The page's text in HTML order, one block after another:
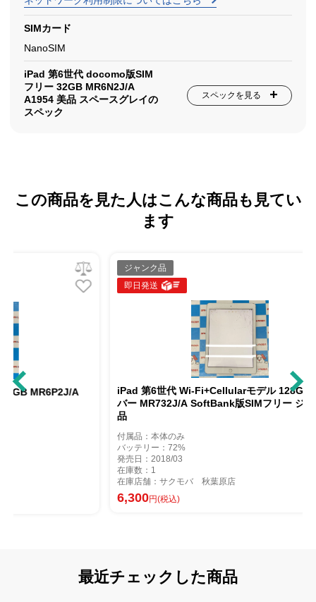
SIMカード
NanoSIM
iPad 第6世代 docomo版SIM
フリー 32GB MR6N2J/A
A1954 美品 スペースグレイの
スペック
スペックを見る
この商品を見た人はこんな商品も見てい
ます
A
ジャンク品
即日発送
iPad 第6世代 Wi-Fi+Cellularモデル 128GB シル
バー MR732J/A SoftBank版SIMフリー ジャンク
付属品：本体のみ
バッテリー：72%
発売日：2018/03
在庫店舗：サクモバ 秋葉原店
円(税込)
最近チェックした商品